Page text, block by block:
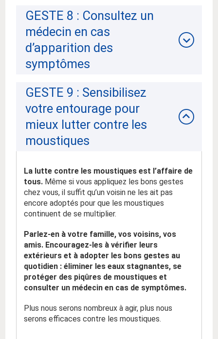
GESTE 8 : Consultez un
médecin en cas
d’apparition des
symptômes
GESTE 9 : Sensibilisez
votre entourage pour
mieux lutter contre les
moustiques
La lutte contre les moustiques est l’affaire de
tous. Même si vous appliquez les bons gestes
chez vous, il suffit qu’un voisin ne les ait pas
encore adoptés pour que les moustiques
continuent de se multiplier.
Parlez-en à votre famille, vos voisins, vos
amis. Encouragez-les à vérifier leurs
extérieurs et à adopter les bons gestes au
quotidien : éliminer les eaux stagnantes, se
protéger des piqûres de moustiques et
consulter un médecin en cas de symptômes.
Plus nous serons nombreux à agir, plus nous
serons efficaces contre les moustiques.